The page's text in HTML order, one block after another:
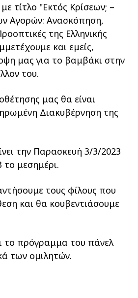
τίτλο "Εκτός Κρίσεων; –
Αγορών: Ανασκόπηση,
της Ελληνικής
και εμείς,
μας για το βαμβάκι στην
του.
μας θα είναι
Διακυβέρνηση της
την Παρασκευή 3/3/2023
το μεσημέρι.
τους φίλους που
και θα κουβεντιάσουμε
το πρόγραμμα του πάνελ
των ομιλητών.